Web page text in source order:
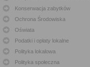
Konserwacja zabytków
Ochrona Środowiska
Oświata
Podatki i opłaty lokalne
Polityka lokalowa
Polityka społeczna